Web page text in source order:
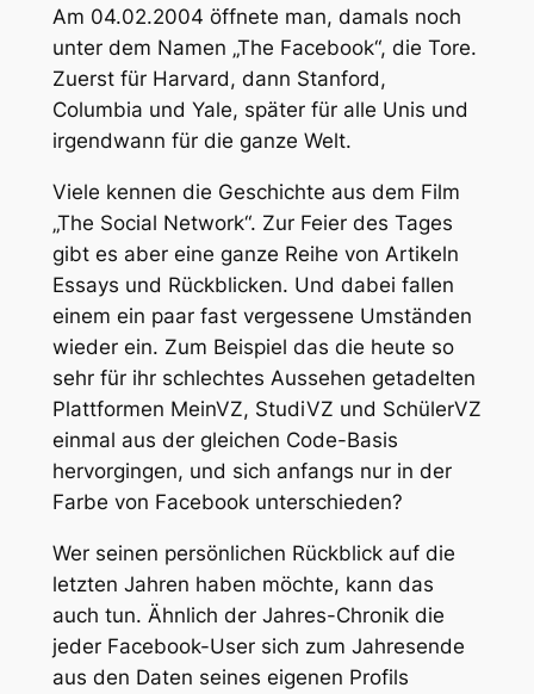
Am 04.02.2004 öffnete man, damals noch
unter dem Namen „The Facebook“, die Tore.
Zuerst für Harvard, dann Stanford,
Columbia und Yale, später für alle Unis und
irgendwann für die ganze Welt.
Viele kennen die Geschichte aus dem Film
„The Social Network“. Zur Feier des Tages
gibt es aber eine ganze Reihe von Artikeln
Essays und Rückblicken. Und dabei fallen
einem ein paar fast vergessene Umständen
wieder ein. Zum Beispiel das die heute so
sehr für ihr schlechtes Aussehen getadelten
Plattformen MeinVZ, StudiVZ und SchülerVZ
einmal aus der gleichen Code-Basis
hervorgingen, und sich anfangs nur in der
Farbe von Facebook unterschieden?
Wer seinen persönlichen Rückblick auf die
letzten Jahren haben möchte, kann das
auch tun. Ähnlich der Jahres-Chronik die
jeder Facebook-User sich zum Jahresende
aus den Daten seines eigenen Profils